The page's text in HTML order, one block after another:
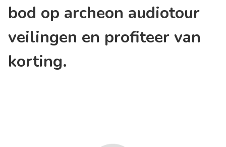
bod op archeon audiotour
veilingen en profiteer van
korting.